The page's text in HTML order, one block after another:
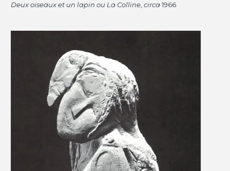
Deux oiseaux et un lapin ou La Colline,circa1966